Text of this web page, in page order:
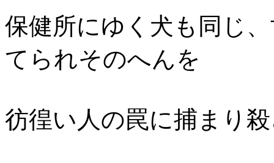
保健所にゆく犬も同じ
てられそのへんを
彷徨い人の罠に捕まり